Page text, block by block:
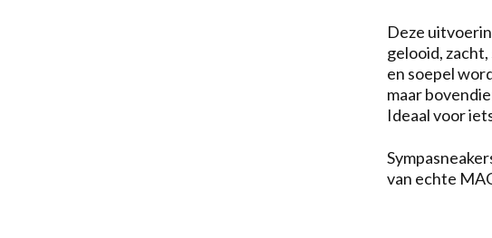
Deze
gelooid,
en soepel
maar
Ideaal voor
van echte